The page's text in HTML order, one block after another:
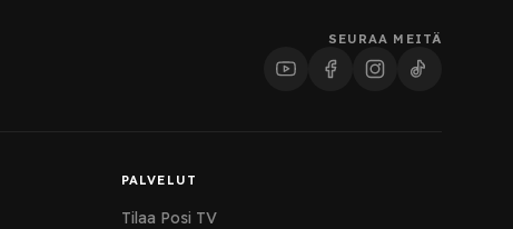
SEURAA MEITÄ
PALVELUT
Tilaa Posi TV